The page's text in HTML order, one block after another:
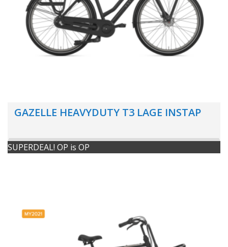
GAZELLE HEAVYDUTY T3 LAGE INSTAP
SUPERDEAL! OP is OP